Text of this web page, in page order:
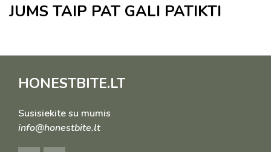
JUMS TAIP PAT GALI PATIKTI
HONESTBITE.LT
Susisiekite su mumis
info@honestbite.lt